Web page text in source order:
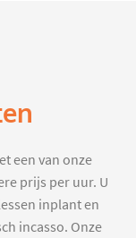
een van onze
prijs per uur. U
inplant en
incasso. Onze